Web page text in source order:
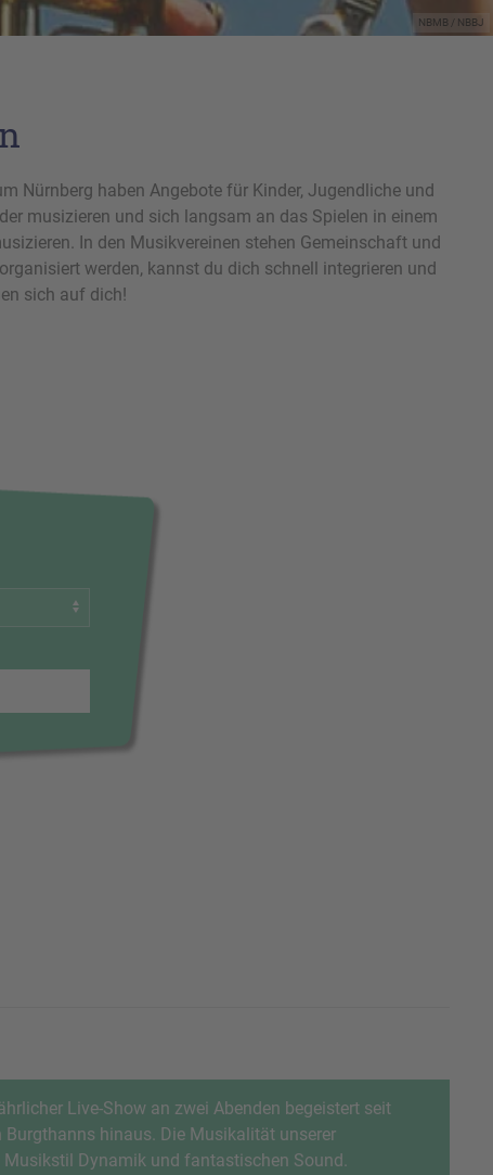
NBMB / NBBJ
Nürnberg haben Angebote für Kinder, Jugendliche und
musizieren und sich langsam an das Spielen in einem
In den Musikvereinen stehen Gemeinschaft und
werden, kannst du dich schnell integrieren und
sich auf dich!
Live-Show an zwei Abenden begeistert seit
Burgthanns hinaus. Die Musikalität unserer
Dynamik und fantastischen Sound.